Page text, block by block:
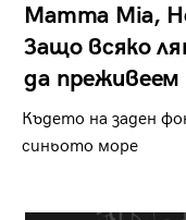
Mamma Mia,
Защо всяко
да
Където на заден
синьото море